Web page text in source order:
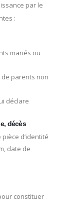
par le
:
mariés ou
parents non
déclare
décès
pièce d’identité
date de
constituer